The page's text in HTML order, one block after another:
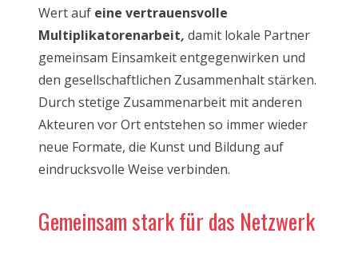
Wert auf eine vertrauensvolle
Multiplikatorenarbeit, damit lokale Partner
gemeinsam Einsamkeit entgegenwirken und
den gesellschaftlichen Zusammenhalt stärken.
Durch stetige Zusammenarbeit mit anderen
Akteuren vor Ort entstehen so immer wieder
neue Formate, die Kunst und Bildung auf
eindrucksvolle Weise verbinden.
Gemeinsam stark für das Netzwerk